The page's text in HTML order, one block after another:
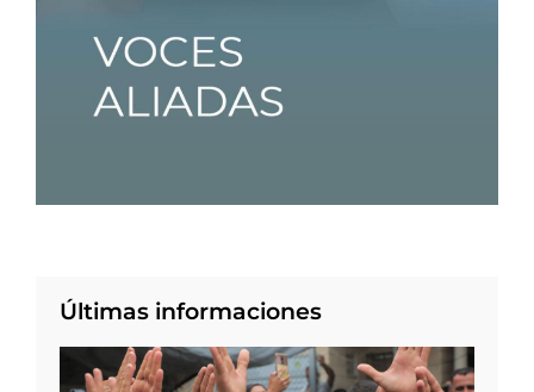
Últimas informaciones